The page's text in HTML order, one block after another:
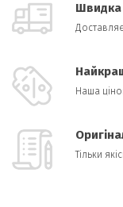
Швидка
Наша
Тільки